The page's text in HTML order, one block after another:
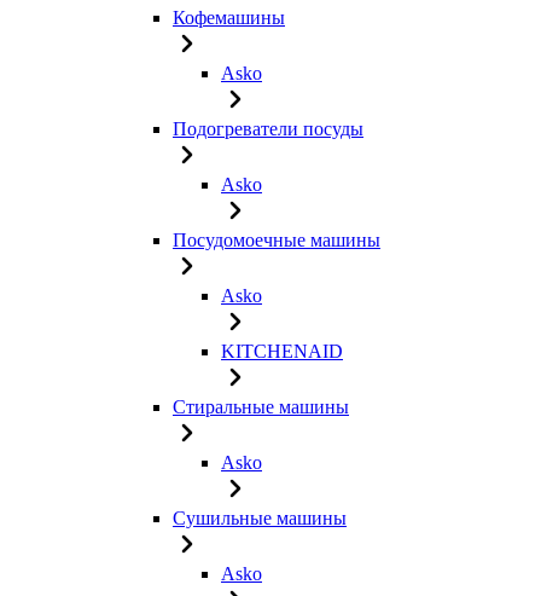
Кофемашины
Asko
Подогреватели посуды
Asko
Посудомоечные машины
Asko
KITCHENAID
Стиральные машины
Asko
Сушильные машины
Asko